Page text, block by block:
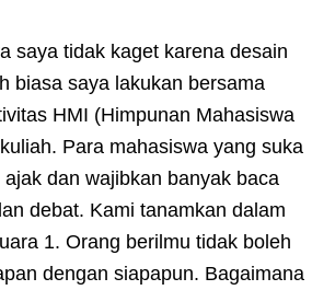
saya tidak kaget karena desain
biasa saya lakukan bersama
HMI (Himpunan Mahasiswa
Para mahasiswa yang suka
ajak dan wajibkan banyak baca
debat. Kami tanamkan dalam
1. Orang berilmu tidak boleh
dengan siapapun. Bagaimana